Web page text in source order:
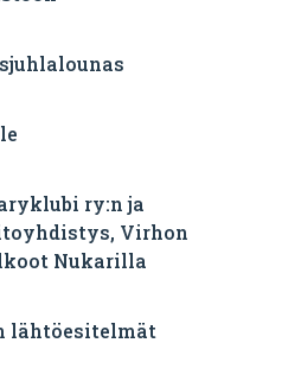
ry:n ja
Virhon
Nukarilla
lähtöesitelmät